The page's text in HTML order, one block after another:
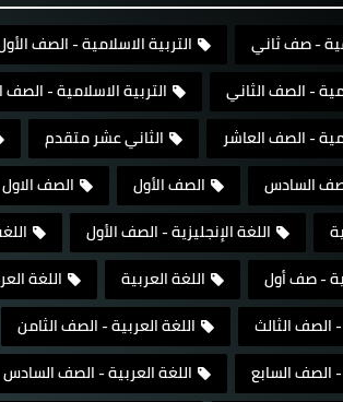
- صف ثاني التربية الاسلامية - الصف
- الصف الثاني
التربية الاسلامية -
- الصف العاشر
الثاني عشر متقدم
السادس
الصف الأول الصف الاول
اللغة الإنجليزية - الصف الأول
- صف أول
اللغة العربية اللغة
الصف الثالث
اللغة العربية - الصف الثامن
- الصف السابع
اللغة العربية - الصف السادس